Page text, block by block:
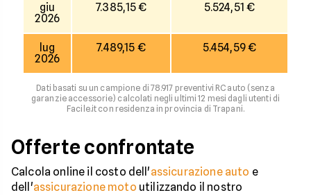
giu
2026
7.385,15 € 5.524,51 €
lug
2026
7.489,15 € 5.454,59 €
Dati basati su un campione di 78.917 preventivi RC auto (senza
garanzie accessorie) calcolati negli ultimi 12 mesi dagli utenti di
Facile.it con residenza in provincia di Trapani.
Offerte confrontate
Calcola online il costo dell'assicurazione auto e
dell'assicurazione moto utilizzando il nostro